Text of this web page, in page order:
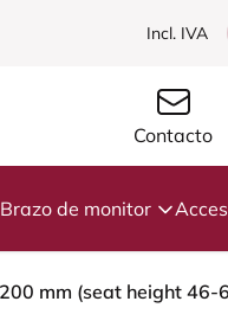
Incl. IVA
Contacto
Brazo de monitor